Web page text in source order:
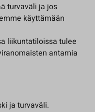
turvaväli ja jos
käyttämään
liikuntatiloissa tulee
antamia
ja turvaväli.